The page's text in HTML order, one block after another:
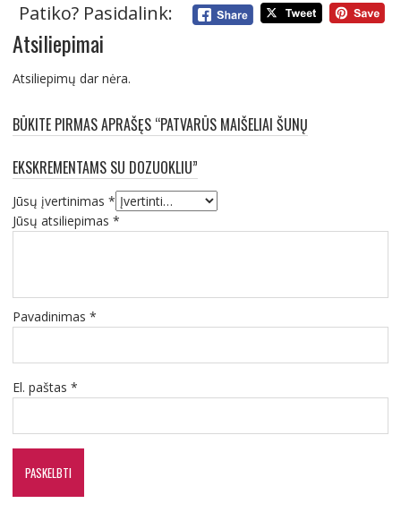
Patiko? Pasidalink:
Atsiliepimai
Atsiliepimų dar nėra.
BŪKITE PIRMAS APRAŠĘS “PATVARŪS MAIŠELIAI ŠUNŲ
EKSKREMENTAMS SU DOZUOKLIU”
Jūsų įvertinimas *
Jūsų atsiliepimas *
Pavadinimas *
El. paštas *